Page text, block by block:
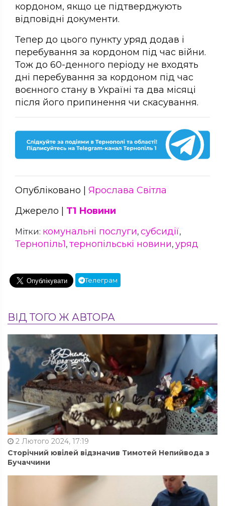
кордоном, якщо це підтверджують
відповідні документи.
Тепер до цього пункту уряд додав і
перебування за кордоном під час війни.
Тож до 60-денного періоду не входять
дні перебування за кордоном під час
воєнного стану в Україні та два місяці
після його припинення чи скасування.
Опубліковано | Ярослава Світла
Джерело | Т1 Новини
Мітки: комунальні послуги, субсидії,
Тернопіль1, тернопільські новини, уряд
Телеграм
ВІД ТОГО Ж АВТОРА
2 Лютого 2024, 17:19
Сторічний ювілей відзначив Тимотей Непийвода з
Бучаччини